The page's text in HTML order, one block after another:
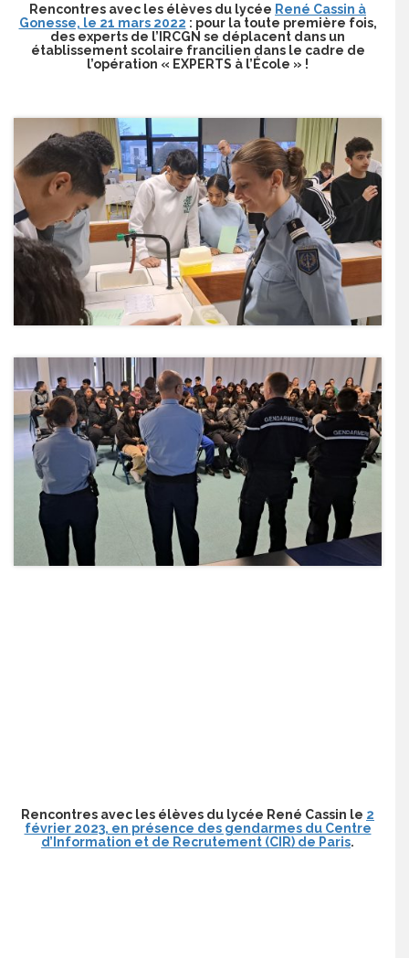
Rencontres avec les élèves du lycée René Cassin à
Gonesse, le 21 mars 2022 : pour la toute première fois,
des experts de l’IRCGN se déplacent dans un
établissement scolaire francilien dans le cadre de
l’opération « EXPERTS à l’École » !
Rencontres avec les élèves du lycée René Cassin le 2
février 2023, en présence des gendarmes du Centre
d’Information et de Recrutement (CIR) de Paris.